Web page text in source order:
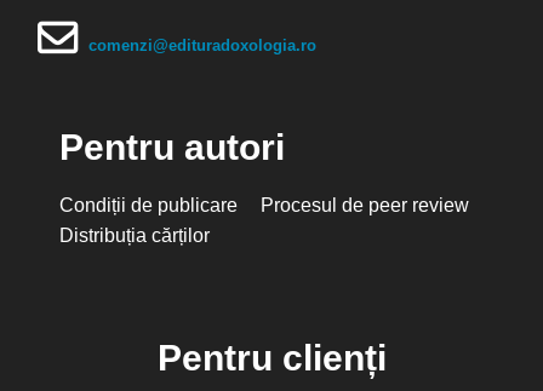
comenzi@edituradoxologia.ro
Pentru autori
Condiții de publicare
Procesul de peer review
Distribuția cărților
Pentru clienți